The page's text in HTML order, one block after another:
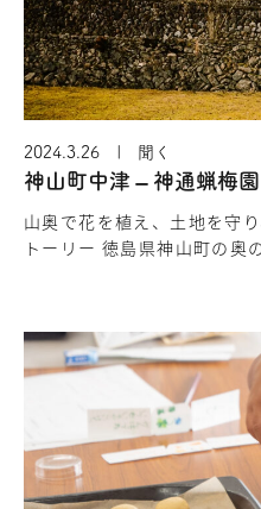
2024.3.26 | 聞く
神山町中津 – 神通蝋梅
山奥で花を植え、土地を守
トーリー 徳島県神山町の奥